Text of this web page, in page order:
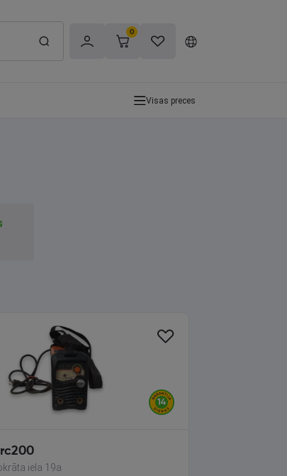
0
Visas preces
iela 19a